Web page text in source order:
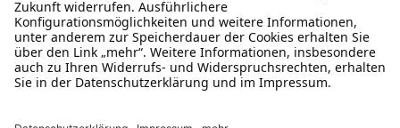
Schreibe uns
verkauf@schecker.de
WhatsApp Support